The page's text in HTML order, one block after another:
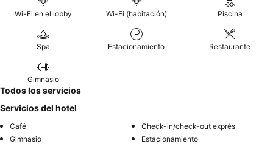
experiencia verdaderamente relajante, considere reservar una
Wi-Fi en el lobby Wi-Fi (habitación) Piscina
Spa Estacionamiento Restaurante
Gimnasio
Todos los servicios
Servicios del hotel
Café
Check-in/check-out exprés
Gimnasio
Estacionamiento